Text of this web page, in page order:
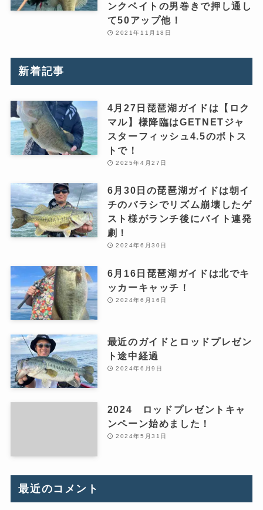
ンクベイトの男巻きで押し通し
て50アップ他！
2021年11月18日
新着記事
4月27日琵琶湖ガイドは【ロク
マル】様降臨はGETNETジャ
スターフィッシュ4.5のボトス
トで！
2025年4月27日
6月30日の琵琶湖ガイドは朝イ
チのバラシでリズム崩壊したゲ
スト様がランチ後にバイト連発
劇！
2024年6月30日
6月16日琵琶湖ガイドは北でキ
ッカーキャッチ！
2024年6月16日
最近のガイドとロッドプレゼン
ト途中経過
2024年6月9日
2024 ロッドプレゼントキャ
ンペーン始めました！
2024年5月31日
最近のコメント